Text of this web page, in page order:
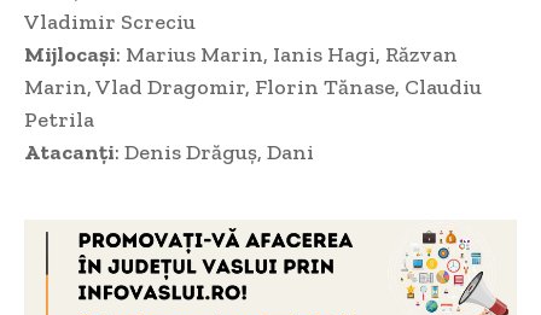
Vladimir Screciu
Mijlocași: Marius Marin, Ianis Hagi, Răzvan
Marin, Vlad Dragomir, Florin Tănase, Claudiu
Petrila
Atacanți: Denis Drăguș, Dani